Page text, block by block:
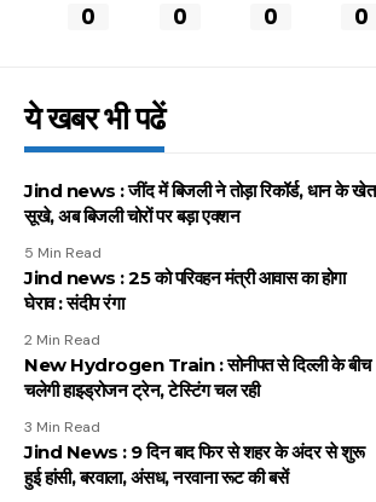
0 0 0 0
ये खबर भी पढें
Jind news : जींद में बिजली ने तोड़ा रिकॉर्ड, धान के खेत
सूखे, अब बिजली चोरों पर बड़ा एक्शन
5 Min Read
Jind news : 25 को परिवहन मंत्री आवास का होगा
घेराव : संदीप रंगा
2 Min Read
New Hydrogen Train : सोनीपत से दिल्ली के बीच
चलेगी हाइड्रोजन ट्रेन, टेस्टिंग चल रही
3 Min Read
Jind News : 9 दिन बाद फिर से शहर के अंदर से शुरू
हुई हांसी, बरवाला, अंसध, नरवाना रूट की बसें